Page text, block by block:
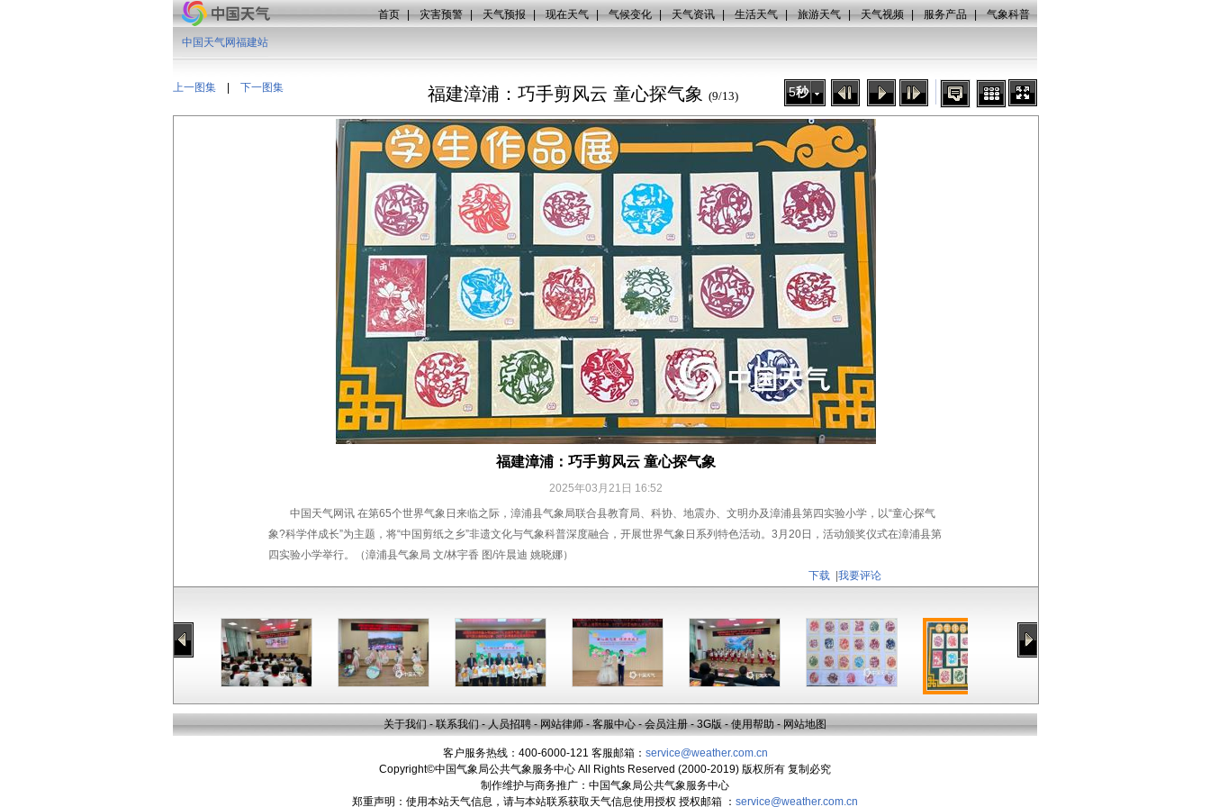
首页 | 灾害预警 | 天气预报 | 现在天气 | 气候变化 | 天气资讯 | 生活天气 | 旅游天气 | 天气视频 | 服务产品 | 气象科普
上一图集 下一图集
中国天气网福建站
福建漳浦：巧手剪风云 童心探气象 (9/13) 5秒
福建漳浦：巧手剪风云 童心探气象
2025年03月21日 16:52
中国天气网讯 在第65个世界气象日来临之际，漳浦县气象局联合县教育局、科协、地震办、文明办及漳浦县第四实验小学，以“童心探气
象?科学伴成长”为主题，将“中国剪纸之乡”非遗文化与气象科普深度融合，开展世界气象日系列特色活动。3月20日，活动颁奖仪式在漳浦县第
四实验小学举行。（漳浦县气象局 文/林宇香 图/许晨迪 姚晓娜）
下载
我要评论
关于我们 - 联系我们 - 人员招聘 - 网站律师 - 客服中心 - 会员注册 - 3G版 - 使用帮助 - 网站地图
客户服务热线：400-6000-121 客服邮箱： service@weather.com.cn
Copyright©中国气象局公共气象服务中心 All Rights Reserved (2000-2019) 版权所有 复制必究
制作维护与商务推广：中国气象局公共气象服务中心
郑重声明：使用本站天气信息，请与本站联系获取天气信息使用授权 授权邮箱 ： service@weather.com.cn